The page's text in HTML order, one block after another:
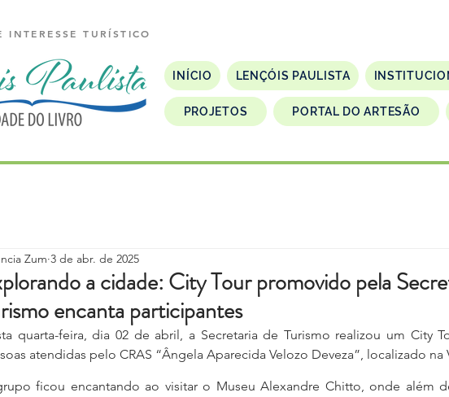
INTERESSE TURÍSTICO
INÍCIO LENÇÓIS PAULISTA
PROJETOS PORTAL DO ARTESÃO
a cidade: City Tour promovido pela
encanta participantes
Zum 3 de abr. de 2025
quarta-feira, dia 02 de abril, a Secretaria de Turismo realizou um City
atendidas pelo CRAS “Ângela Aparecida Velozo Deveza”, localizado na
ficou encantando ao visitar o Museu Alexandre Chitto, onde além